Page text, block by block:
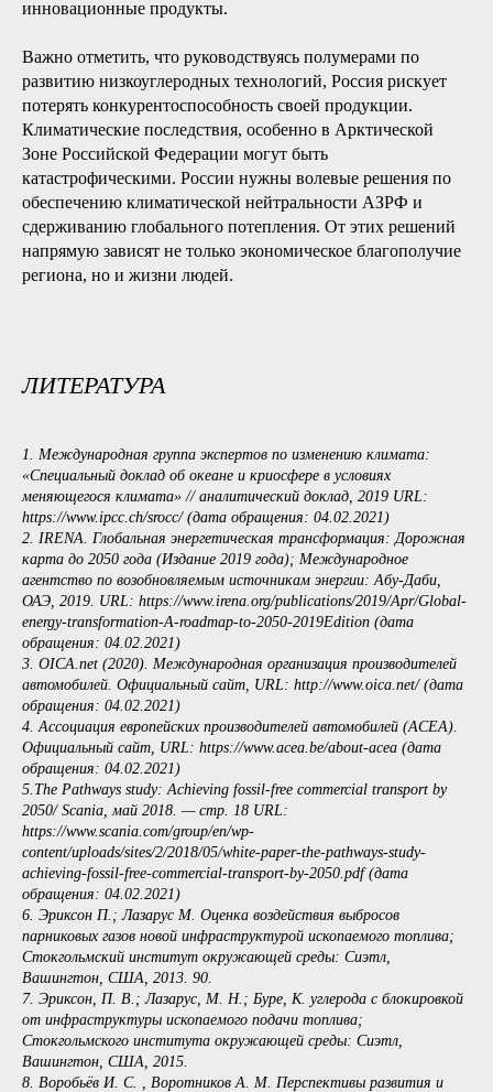
инновационные продукты.
Важно отметить, что руководствуясь полумерами по
развитию низкоуглеродных технологий, Россия рискует
потерять конкурентоспособность своей продукции.
Климатические последствия, особенно в Арктической
Зоне Российской Федерации могут быть
катастрофическими. России нужны волевые решения по
обеспечению климатической нейтральности АЗРФ и
сдерживанию глобального потепления. От этих решений
напрямую зависят не только экономическое благополучие
региона, но и жизни людей.
ЛИТЕРАТУРА
1. Международная группа экспертов по изменению климата:
«Специальный доклад об океане и криосфере в условиях
меняющегося климата» // аналитический доклад, 2019 URL:
https://www.ipcc.ch/srocc/ (дата обращения: 04.02.2021)
2. IRENA. Глобальная энергетическая трансформация: Дорожная
карта до 2050 года (Издание 2019 года); Международное
агентство по возобновляемым источникам энергии: Абу-Даби,
ОАЭ, 2019. URL: https://www.irena.org/publications/2019/Apr/Global-
energy-transformation-A-roadmap-to-2050-2019Edition (дата
обращения: 04.02.2021)
3. OICA.net (2020). Международная организация производителей
автомобилей. Официальный сайт, URL: http://www.oica.net/ (дата
обращения: 04.02.2021)
4. Ассоциация европейских производителей автомобилей (ACEA).
Официальный сайт, URL: https://www.acea.be/about-acea (дата
обращения: 04.02.2021)
5.The Pathways study: Achieving fossil-free commercial transport by
2050/ Scania, май 2018. — стр. 18 URL:
https://www.scania.com/group/en/wp-
content/uploads/sites/2/2018/05/white-paper-the-pathways-study-
achieving-fossil-free-commercial-transport-by-2050.pdf (дата
обращения: 04.02.2021)
6. Эриксон П.; Лазарус М. Оценка воздействия выбросов
парниковых газов новой инфраструктурой ископаемого топлива;
Стокгольмский институт окружающей среды: Сиэтл,
Вашингтон, США, 2013. 90.
7. Эриксон, П. В.; Лазарус, М. Н.; Буре, К. углерода с блокировкой
от инфраструктуры ископаемого подачи топлива;
Стокгольмского института окружающей среды: Сиэтл,
Вашингтон, США, 2015.
8. Воробьёв И. С. , Воротников А. М. Перспективы развития и